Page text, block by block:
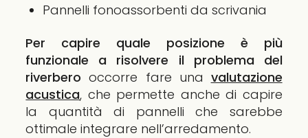
Pannelli fonoassorbenti da scrivania
Per capire quale posizione è più
funzionale a risolvere il problema del
riverberooccorre fare una valutazione
acustica, che permette anche di capire
la quantità di pannelli che sarebbe
ottimale integrare nell’arredamento.